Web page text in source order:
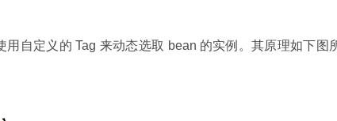
自定义的 Tag 来动态选取 bean 的实例。其原理如下图